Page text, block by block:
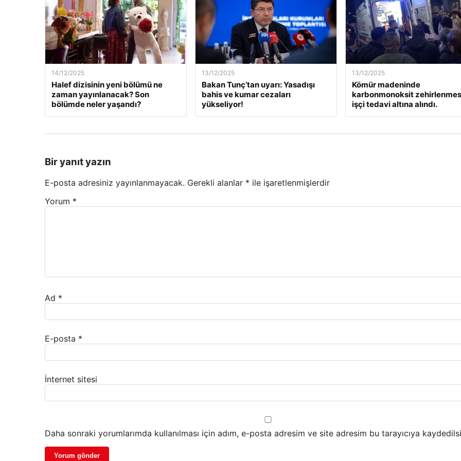
14/12/2025
Halef dizisinin yeni bölümü ne
zaman yayınlanacak? Son
bölümde neler yaşandı?
13/12/2025
Bakan Tunç’tan uyarı: Yasadışı
bahis ve kumar cezaları
yükseliyor!
13/12/2025
Kömür madeninde
karbonmonoksit
işçi tedavi altına alındı.
Bir yanıt yazın
E-posta adresiniz yayınlanmayacak. Gerekli alanlar * ile işaretlenmişlerdir
Yorum *
Ad *
E-posta *
İnternet sitesi
Daha sonraki yorumlarımda kullanılması için adım, e-posta adresim ve site adresim bu tarayıcıya